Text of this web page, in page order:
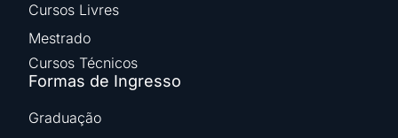
Cursos Livres
Mestrado
Cursos Técnicos
Formas de Ingresso
Graduação